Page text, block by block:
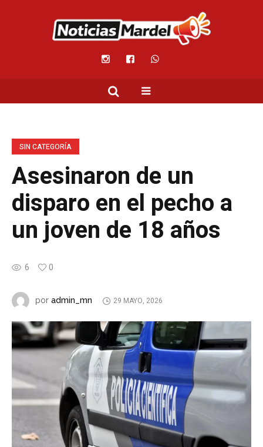
SIN CATEGORÍA
Asesinaron de un
disparo en el pecho a
un joven de 18 años
6 0
por admin_mn 29 MAYO, 2026